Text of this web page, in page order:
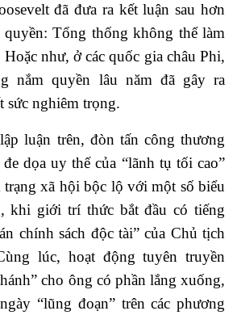
đã đưa ra kết luận sau hơn
Tổng thống không thể làm
như, ở các quốc gia châu Phi,
nắm quyền lâu năm đã gây ra
sức nghiêm trọng.
luận trên, đòn tấn công thương
dọa uy thế của “lãnh tụ tối cao”
xã hội bộc lộ với một số biểu
khi giới trí thức bắt đầu có tiếng
chính sách độc tài” của Chủ tịch
lúc, hoạt động tuyên truyền
cho ông có phần lắng xuống,
“lũng đoạn” trên các phương